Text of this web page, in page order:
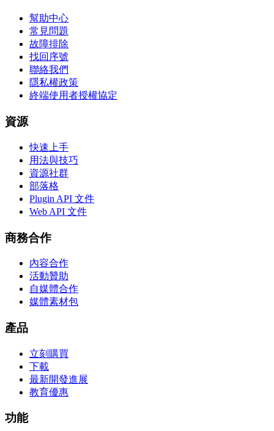
幫助中心
常見問題
故障排除
找回序號
聯絡我們
隱私權政策
終端使用者授權協定
資源
快速上手
用法與技巧
資源社群
部落格
Plugin API 文件
Web API 文件
商務合作
內容合作
活動贊助
自媒體合作
媒體素材包
產品
立刻購買
下載
最新開發進展
教育優惠
功能